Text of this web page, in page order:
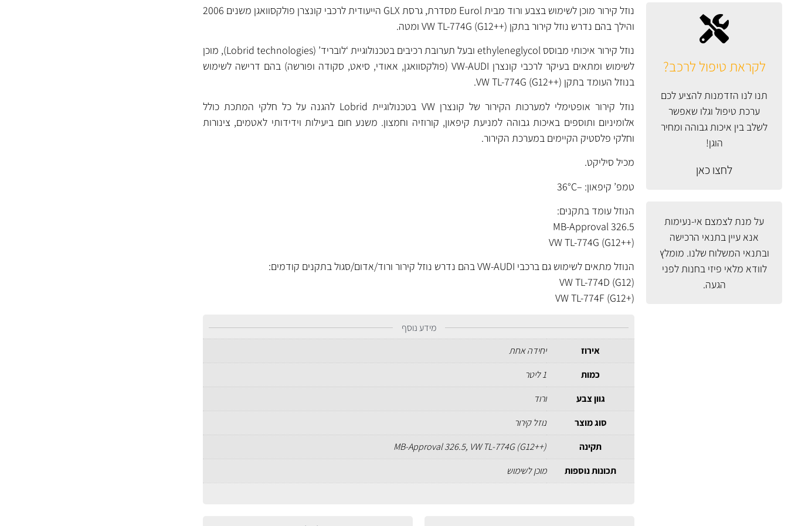
לקראת טיפול לרכב?
תנו לנו הזדמנות להציע לכם
ערכת טיפול וגלו שאפשר
לשלב בין איכות גבוהה ומחיר
הוגן!
לחצו כאן
על מנת לצמצם אי-נעימות
אנא עיין בתנאי הרכישה
ובתנאי המשלוח שלנו. מומלץ
לוודא מלאי פיזי בחנות לפני
הגעה.
נוזל קירור מוכן לשימוש בצבע ורוד מבית Eurol מסדרת, גרסת GLX הייעודית לרכבי קונצרן פולקסוואגן משנים 2006
והילך בהם נדרש נוזל קירור בתקן VW TL-774G (G12++) ומטה.
נוזל קירור איכותי מבוסס ethyleneglycol ובעל תערובת רכיבים בטכנולוגיית ‘לובריד’ (Lobrid technologies), מוכן
לשימוש ומתאים בעיקר לרכבי קונצרן VW-AUDI (פולקסוואגן, אאודי, סיאט, סקודה ופורשה) בהם דרישה לשימוש
בנוזל העומד בתקן VW TL-774G (G12++).
נוזל קירור אופטימלי למערכות הקירור של קונצרן VW בטכנולוגיית Lobrid להגנה על כל חלקי המתכת כולל
אלומיניום ותוספים באיכות גבוהה למניעת קיפאון, קורוזיה וחמצון. משנע חום ביעילות וידידותי לאטמים, צינורות
וחלקי פלסטיק הקיימים במערכת הקירור.
מכיל סיליקט.
טמפ’ קיפאון: –36°C
הנוזל עומד בתקנים:
MB-Approval 326.5
VW TL-774G (G12++)
הנוזל מתאים לשימוש גם ברכבי VW-AUDI בהם נדרש נוזל קירור ורוד/אדום/סגול בתקנים קודמים:
VW TL-774D (G12)
VW TL-774F (G12+)
מידע נוסף
אירוז
יחידה אחת
כמות
1 ליטר
גוון צבע
ורוד
סוג מוצר
נוזל קירור
תקינה
MB-Approval 326.5, VW TL-774G (G12++)
תכונות נוספות
מוכן לשימוש